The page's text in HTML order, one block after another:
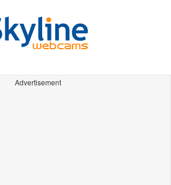
Advertisement